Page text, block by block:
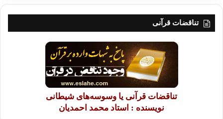
تناقضات قرآنی
تناقضات قرآنی یا وسوسه‌های شیطانی
نویسنده : استاد محمد احمدیان